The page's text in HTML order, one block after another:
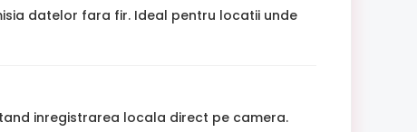
datelor fara fir. Ideal pentru locatii unde
inregistrarea locala direct pe camera.